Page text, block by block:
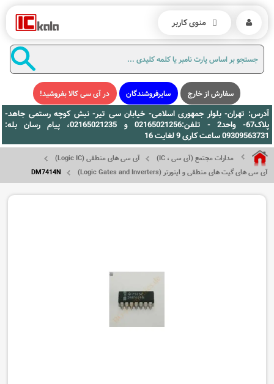
سفارش از خارج سایرفروشندگان در آی سی کالا بفروشید!
آدرس: تهران- بلوار جمهوری اسلامی- خیابان سی تیر- نبش کوچه رستمی جاهد-
پلاک67- واحد2 - تلفن:02165021256 و 02165021235، پیام رسان بله:
09309563731 ساعت کاری 9 لغایت 16
مدارات مجتمع (آی سی ، IC)
آی سی های منطقی (Logic IC)
آی سی های گیت های منطقی و اینورتر (Logic Gates and Inverters)
DM7414N
منوی کاربر